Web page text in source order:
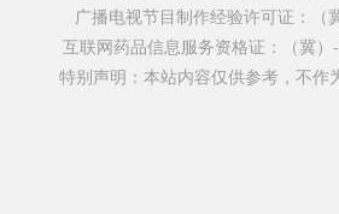
广播电视节目制作经验许可证：（
互联网药品信息服务资格证：（冀
特别声明：本站内容仅供参考，不作